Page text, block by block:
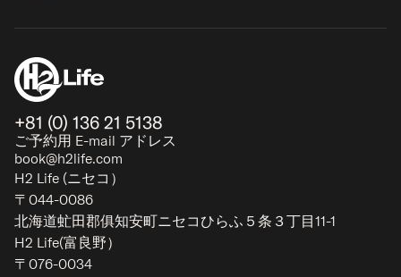
+81 (0) 136 21 5138
ご予約用 E-mail アドレス
book@h2life.com
H2 Life (ニセコ）
〒044-0086
北海道虻田郡俱知安町ニセコひらふ５条３丁目11-1
H2 Life(富良野）
〒076-0034